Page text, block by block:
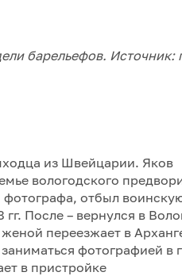
барельефов. Источник:
из Швейцарии. Яков
вологодского
фотографа, отбыл
После – вернулся в
переезжает в
фотографией в
в пристройке